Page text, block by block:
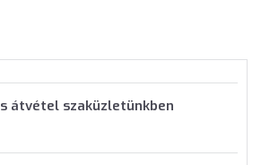
átvétel szaküzletünkben